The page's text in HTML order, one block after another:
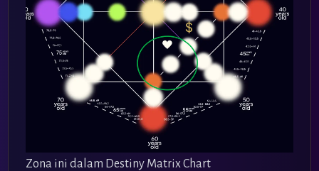
Zona ini dalam Destiny Matrix Chart